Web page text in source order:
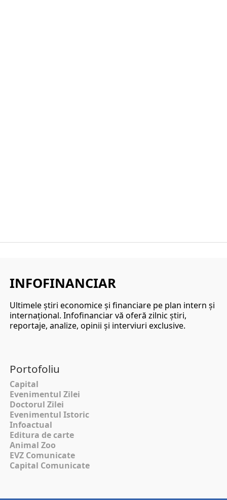
INFOFINANCIAR
Ultimele ştiri economice şi financiare pe plan intern şi
internaţional. Infofinanciar vă oferă zilnic ştiri,
reportaje, analize, opinii şi interviuri exclusive.
Portofoliu
Capital
Evenimentul Zilei
Doctorul Zilei
Evenimentul Istoric
Infoactual
Editura de carte
Animal Zoo
EVZ Comunicate
Capital Comunicate